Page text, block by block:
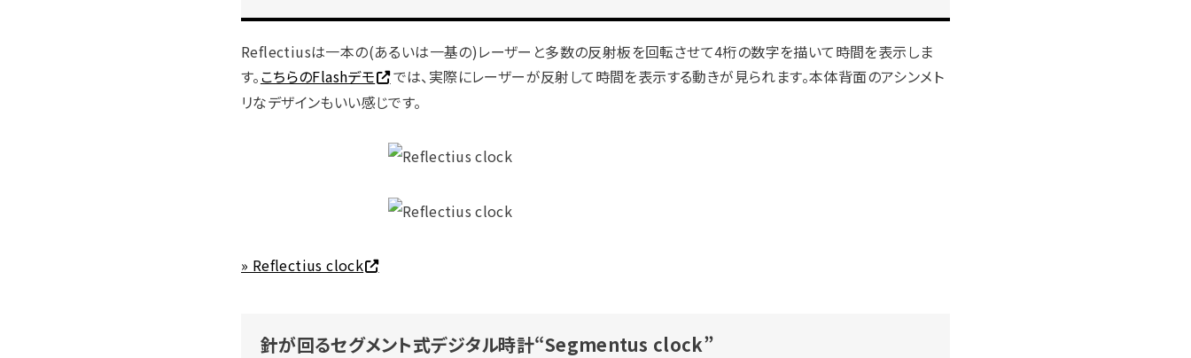
Reflectiusは一本の(あるいは一基の)レーザーと多数の反射板を回転させて4桁の数字を描いて時間を表示しま
す。こちらのFlashデモ
では、実際にレーザーが反射して時間を表示する動きが見られます。本体背面のアシンメト
リなデザインもいい感じです。
» Reflectius clock
針が回るセグメント式デジタル時計“Segmentus clock”